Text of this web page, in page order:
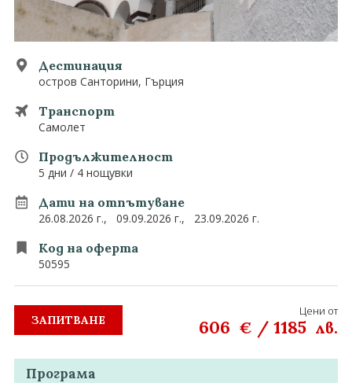
Екзотични
0882 907 335 Запитване
Последвайте ни
Дестинация
остров Санторини, Гърция
Транспорт
Самолет
Продължителност
5 дни / 4 нощувки
Дати на отпътуване
26.08.2026 г., 09.09.2026 г., 23.09.2026 г.
Код на оферта
50595
ЗАПИТВАНЕ
Цени от
606 € /1185 лв.
Програма